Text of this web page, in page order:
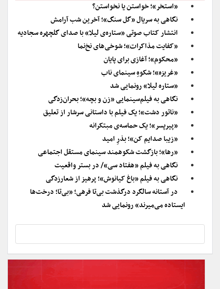
«استخر»؛ خواستن یا نخواستن؟
نگاهی به سریال «گل سنگ»؛ آخرین شب آرامش
انتشار کتاب صوتی «ستاره‌ی لیلا» با صدای گلچهره سجادیه
«کفایت مذاکرات»؛ شوخی‌های نخ‌نما
«محکوم»؛ آغازی برای پایان
«غریزه»؛ شکوهِ سینمای ناب
«ستاره لیلا» رونمایی شد
نگاهی به فیلم‌سینمایی «زن و بچه»؛ بحران‌زدگی
«ناتور دشت»؛ یک فیلم با داستانی سرشار از تعلیق
«پیرپسر»؛ یک حماسه‌ی مبتکرانه
«زیبا صدایم کن»؛ بذرِ امید
«رها»؛ بازگشت شکوهمند سینمای مستقل اجتماعی
نگاهی به فیلم «هفتاد سی»/ در بستر واقعیت
نگاهی به فیلم «باغ کیانوش»؛ پرهیز از شعارزدگی
در آستانه سالگرد درگذشت بی‌تا فرهی؛ «بی‌تا؛ درخت‌ها
ایستاده می‌میرند» رونمایی شد